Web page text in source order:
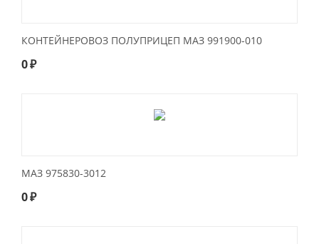
КОНТЕЙНЕРОВОЗ ПОЛУПРИЦЕП МАЗ 991900-010
0₽
МАЗ 975830-3012
0₽